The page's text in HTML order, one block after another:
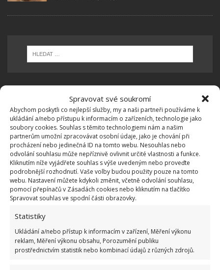
Spravovat své soukromí
Abychom poskytli co nejlepší služby, my a naši partneři používáme k
ukládání a/nebo přístupu k informacím o zařízeních, technologie jako
soubory cookies. Souhlas s těmito technologiemi nám a našim
partnerům umožní zpracovávat osobní údaje, jako je chování při
procházení nebo jedinečná ID na tomto webu. Nesouhlas nebo
odvolání souhlasu může nepříznivě ovlivnit určité vlastnosti a funkce.
Kliknutím níže vyjádřete souhlas s výše uvedeným nebo proveďte
podrobnější rozhodnutí. Vaše volby budou použity pouze na tomto
webu. Nastavení můžete kdykoli změnit, včetně odvolání souhlasu,
pomocí přepínačů v Zásadách cookies nebo kliknutím na tlačítko
Spravovat souhlas ve spodní části obrazovky.
Statistiky
Ukládání a/nebo přístup k informacím v zařízení, Měření výkonu
reklam, Měření výkonu obsahu, Porozumění publiku
prostřednictvím statistik nebo kombinací údajů z různých zdrojů.
OBLÍBENÉ ČLÁNKY
Pokuta až 10 000 Kč hrozí za nesprávné sekání i
nesekání trávy. Záleží i na prostředku a lokaci
1.6.2026
Kvíz na téma pionýrské tábory za socialismu:
Kdo je zažil, bez problému získá 12 ze 12 bodů
12.5.2026
komunismu: 10 retro otázek ukáže, kdo má
dobrý přehled
23.6.2026